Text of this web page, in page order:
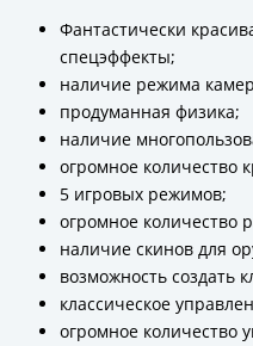
Фантастически
спецэффекты;
наличие режима
продуманная физика;
наличие
огромное количество
5 игровых режимов;
огромное количество
наличие скинов для
возможность создать
классическое
огромное количество